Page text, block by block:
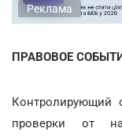
Реклама
ПРАВОВОЕ
Контролирующий
проверки от